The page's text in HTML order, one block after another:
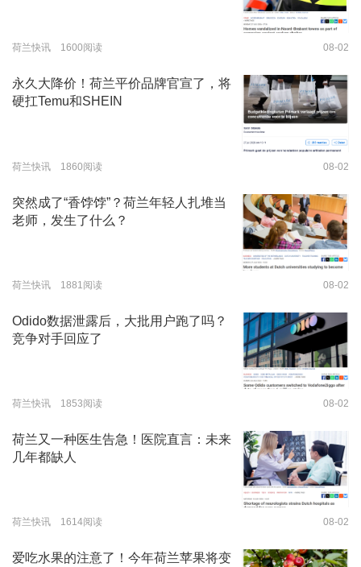
荷兰快讯 1600阅读 08-02
永久大降价！荷兰平价品牌官宣了，将
硬扛Temu和SHEIN
荷兰快讯 1860阅读 08-02
突然成了“香饽饽”？荷兰年轻人扎堆当
老师，发生了什么？
荷兰快讯 1881阅读 08-02
Odido数据泄露后，大批用户跑了吗？
竞争对手回应了
荷兰快讯 1853阅读 08-02
荷兰又一种医生告急！医院直言：未来
几年都缺人
荷兰快讯 1614阅读 08-02
爱吃水果的注意了！今年荷兰苹果将变